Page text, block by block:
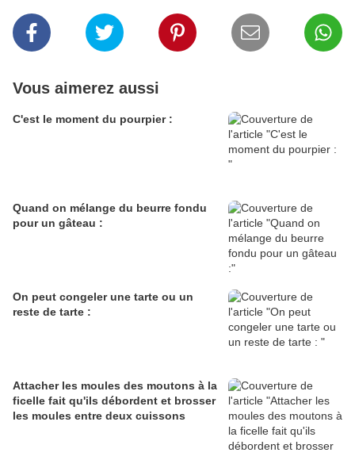
Vous aimerez aussi
C'est le moment du pourpier :
Quand on mélange du beurre fondu
pour un gâteau :
On peut congeler une tarte ou un
reste de tarte :
Attacher les moules des moutons à la
ficelle fait qu'ils débordent et brosser
les moules entre deux cuissons